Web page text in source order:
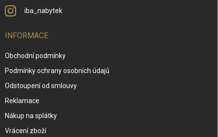
iba_nabytek
INFORMACE
Obchodní podmínky
Podmínky ochrany osobních údajů
Odstoupení od smlouvy
Reklamace
Nákup na splátky
Vrácení zboží